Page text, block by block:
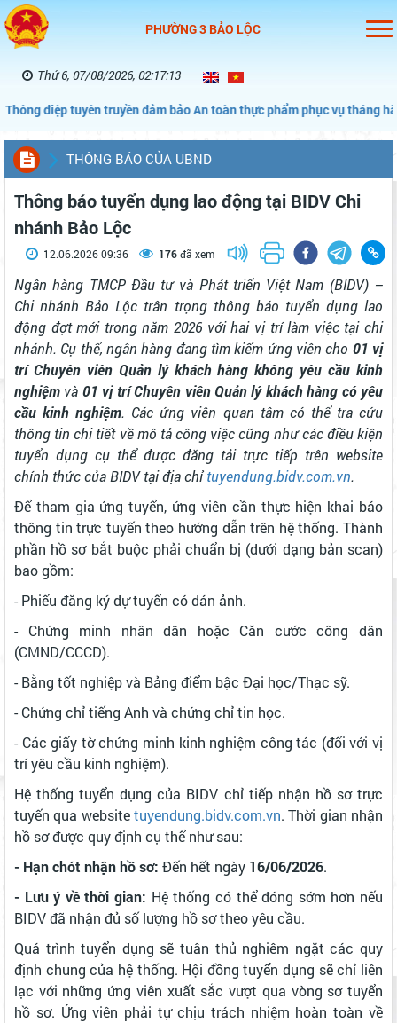
PHƯỜNG 3 BẢO LỘC
Thứ 6, 07/08/2026, 02:17:14
tuyên truyền đảm bảo An toàn thực phẩm phục vụ tháng hành
THÔNG BÁO CỦA UBND
Thông báo tuyển dụng lao động tại BIDV Chi
nhánh Bảo Lộc
12.06.2026 09:36 176đã xem
Ngân hàng TMCP Đầu tư và Phát triển Việt Nam (BIDV) –
Chi nhánh Bảo Lộc trân trọng thông báo tuyển dụng lao
động đợt mới trong năm 2026 với hai vị trí làm việc tại chi
nhánh. Cụ thể, ngân hàng đang tìm kiếm ứng viên cho 01 vị
trí Chuyên viên Quản lý khách hàng không yêu cầu kinh
nghiệm và 01 vị trí Chuyên viên Quản lý khách hàng có yêu
cầu kinh nghiệm. Các ứng viên quan tâm có thể tra cứu
thông tin chi tiết về mô tả công việc cũng như các điều kiện
tuyển dụng cụ thể được đăng tải trực tiếp trên website
chính thức của BIDV tại địa chỉtuyendung.bidv.com.vn.
Để tham gia ứng tuyển, ứng viên cần thực hiện khai báo
thông tin trực tuyến theo hướng dẫn trên hệ thống. Thành
phần hồ sơ bắt buộc phải chuẩn bị (dưới dạng bản scan)
bao gồm:
- Phiếu đăng ký dự tuyển có dán ảnh.
- Chứng minh nhân dân hoặc Căn cước công dân
(CMND/CCCD).
- Bằng tốt nghiệp và Bảng điểm bậc Đại học/Thạc sỹ.
- Chứng chỉ tiếng Anh và chứng chỉ tin học.
- Các giấy tờ chứng minh kinh nghiệm công tác (đối với vị
trí yêu cầu kinh nghiệm).
Hệ thống tuyển dụng của BIDV chỉ tiếp nhận hồ sơ trực
tuyến qua websitetuyendung.bidv.com.vn. Thời gian nhận
hồ sơ được quy định cụ thể như sau:
- Hạn chót nhận hồ sơ: Đến hết ngày 16/06/2026.
- Lưu ý về thời gian: Hệ thống có thể đóng sớm hơn nếu
BIDV đã nhận đủ số lượng hồ sơ theo yêu cầu.
Quá trình tuyển dụng sẽ tuân thủ nghiêm ngặt các quy
định chung của hệ thống. Hội đồng tuyển dụng sẽ chỉ liên
lạc với những ứng viên xuất sắc vượt qua vòng sơ tuyển
hồ sơ. Ứng viên phải tự chịu trách nhiệm hoàn toàn về